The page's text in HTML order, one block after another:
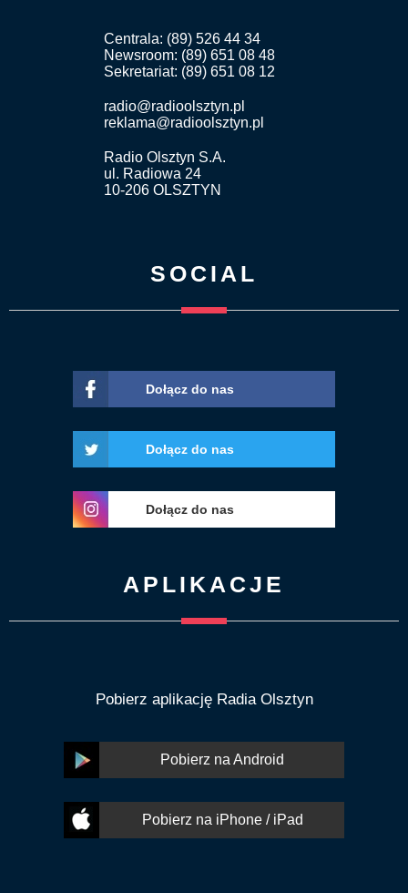
Centrala: (89) 526 44 34
Newsroom: (89) 651 08 48
Sekretariat: (89) 651 08 12
radio@radioolsztyn.pl
reklama@radioolsztyn.pl
Radio Olsztyn S.A.
ul. Radiowa 24
10-206 OLSZTYN
SOCIAL
Dołącz do nas
Dołącz do nas
Dołącz do nas
APLIKACJE
Pobierz aplikację Radia Olsztyn
Pobierz na Android
Pobierz na iPhone / iPad